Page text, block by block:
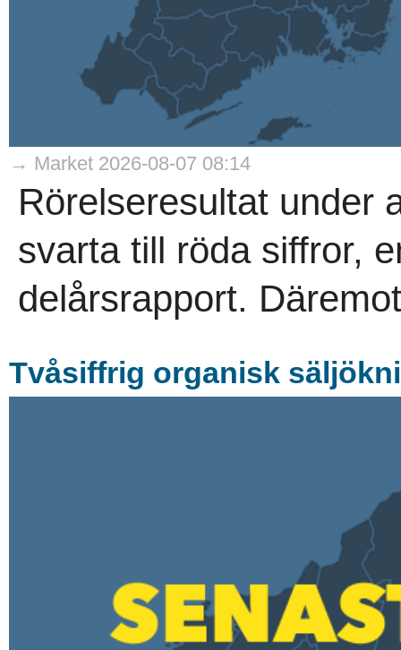
→ Market 2026-08-07 08:14
Rörelseresultat under
svarta till röda siffror,
delårsrapport.
Tvåsiffrig organisk